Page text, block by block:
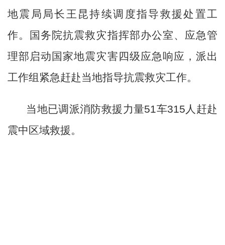
地震局局长王昆持续调度指导救援处置工
作。国务院抗震救灾指挥部办公室、应急管
理部启动国家地震灾害四级应急响应，派出
工作组紧急赶赴当地指导抗震救灾工作。
当地已调派消防救援力量51车315人赶赴
震中区域救援。